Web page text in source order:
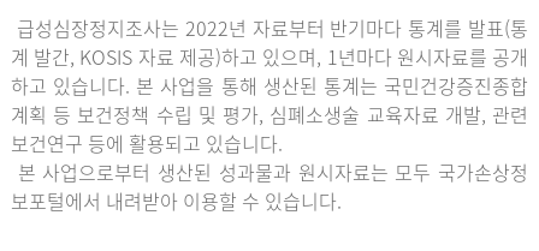
급성심장정지조사는 2022년 자료부터 반기마다 통계를 발표(통
계 발간, KOSIS 자료 제공)하고 있으며, 1년마다 원시자료를 공개
하고 있습니다. 본 사업을 통해 생산된 통계는 국민건강증진종합
계획 등 보건정책 수립 및 평가, 심폐소생술 교육자료 개발, 관련
보건연구 등에 활용되고 있습니다.
본 사업으로부터 생산된 성과물과 원시자료는 모두 국가손상정
보포털에서 내려받아 이용할 수 있습니다.